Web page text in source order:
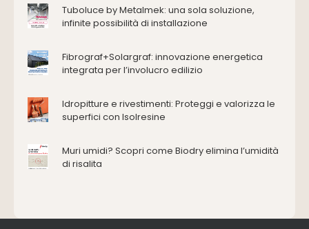
Cappe d'aspirazione
Consolidamento
Deumidificazione
Energie rinnovabili
Ferramenta e fissaggi
Impianti idrici e depurazione
Impianti termici e climatizzazione
Materiali da costruzione
Tuboluce by Metalmek: una sola soluzione,
infinite possibilità di installazione
Fibrograf+Solargraf: innovazione energetica
integrata per l’involucro edilizio
Idropitture e rivestimenti: Proteggi e valorizza le
superfici con Isolresine
Muri umidi? Scopri come Biodry elimina l’umidità
di risalita